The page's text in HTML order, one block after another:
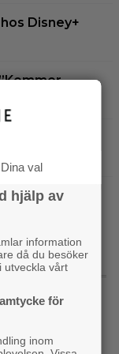
Disney+
film”
slår ned
Dina val
hjälp av
information
då du besöker
utveckla vårt
för
inom